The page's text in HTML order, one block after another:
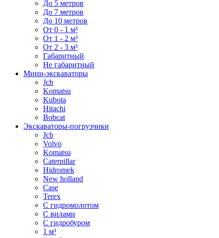
До 5 метров
До 7 метров
До 10 метров
От 0 - 1 м³
От 1 - 2 м³
От 2 - 3 м³
Габаритный
Не габаритный
Мини-экскаваторы
Jcb
Komatsu
Kubota
Hitachi
Bobcat
Экскаваторы-погрузчики
Jcb
Volvo
Komatsu
Caterpillar
Hidromek
New holland
Case
Terex
С гидромолотом
С вилами
С гидробуром
1 м³